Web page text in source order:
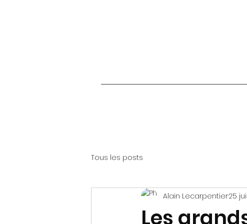
Tous les posts
Les
Alain Lecarpentier25